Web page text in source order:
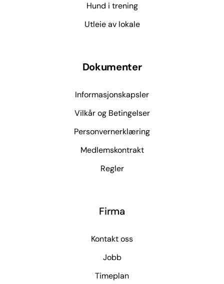
Hund i trening
Utleie av lokale
Dokumenter
Informasjonskapsler
Vilkår og Betingelser
Personvernerklæring
Medlemskontrakt
Regler
Firma
Kontakt oss
Jobb
Timeplan